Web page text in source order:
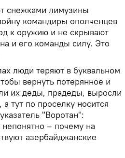
снежками лимузины
командиры ополченцев
к оружию и не скрывают
и его команды силу. Это
люди теряют в буквальном
вернуть потерянное и
их деды, прадеды, выросли
тут по проселку носится
"Воротан":
– почему на
азербайджанские